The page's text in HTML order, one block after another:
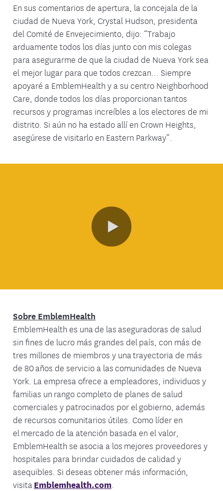
En sus comentarios de apertura, la concejala de la
ciudad de Nueva York, Crystal Hudson, presidenta
del Comité de Envejecimiento, dijo: “Trabajo
arduamente todos los días junto con mis colegas
para asegurarme de que la ciudad de Nueva York sea
el mejor lugar para que todos crezcan... Siempre
apoyaré a EmblemHealth y a su centro Neighborhood
Care, donde todos los días proporcionan tantos
recursos y programas increíbles a los electores de mi
distrito. Si aún no ha estado allí en Crown Heights,
asegúrese de visitarlo en Eastern Parkway”.
Sobre EmblemHealth
EmblemHealth es una de las aseguradoras de salud
sin fines de lucro más grandes del país, con más de
tres millones de miembros y una trayectoria de más
de 80 años de servicio a las comunidades de Nueva
York. La empresa ofrece a empleadores, individuos y
familias un rango completo de planes de salud
comerciales y patrocinados por el gobierno, además
de recursos comunitarios útiles. Como líder en
el mercado de la atención basada en el valor,
EmblemHealth se asocia a los mejores proveedores y
hospitales para brindar cuidados de calidad y
asequibles. Si deseas obtener más información,
visita Emblemhealth.com